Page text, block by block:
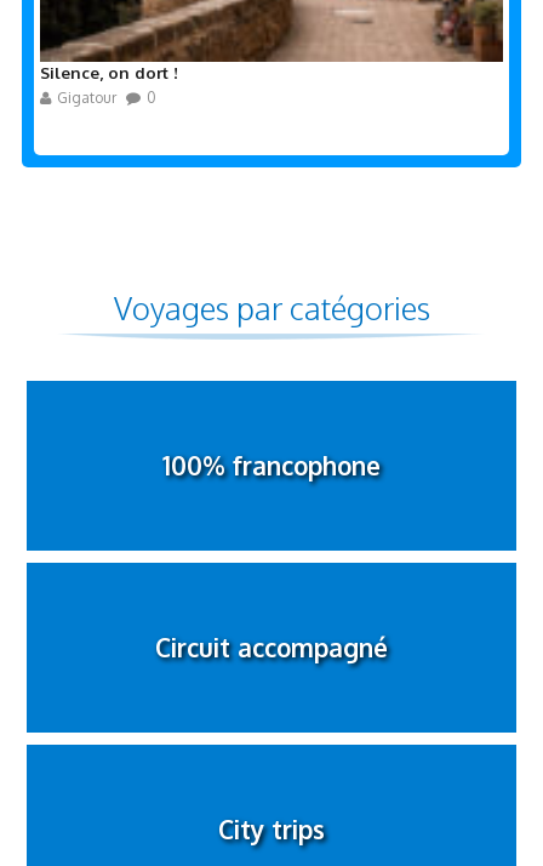
Silence, on dort !
Gigatour 0
Voyages par catégories
100% francophone
Circuit accompagné
City trips